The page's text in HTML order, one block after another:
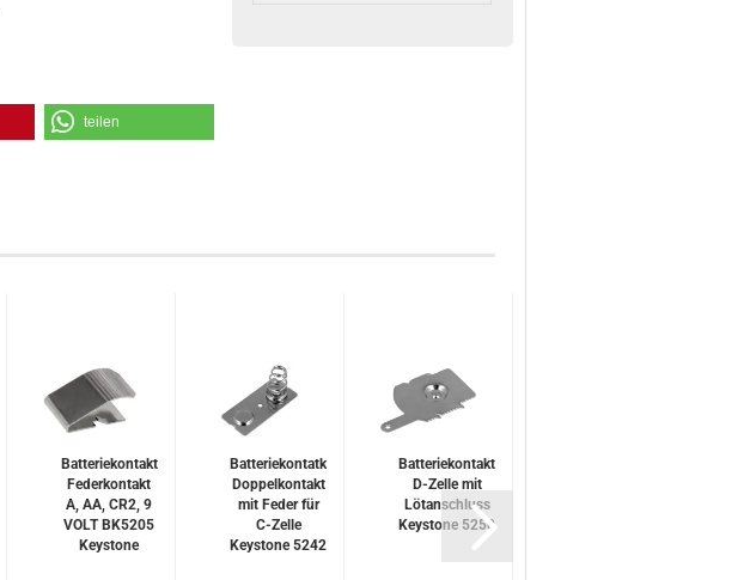
teilen
Batteriekontakt
Federkontakt
A, AA, CR2, 9
VOLT BK5205
Keystone
Batteriekontatk
Doppelkontakt
mit Feder für
C-Zelle
Keystone 5242
Batteriekontakt
D-Zelle mit
Lötanschluss
Keystone 5250